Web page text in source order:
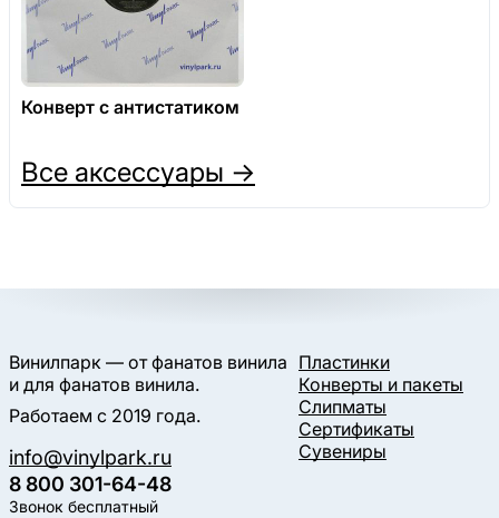
Конверт с антистатиком
Все аксессуары →
Винилпарк — от фанатов винила
и для фанатов винила.
Работаем с 2019 года.
info@vinylpark.ru
8 800 301-64-48
Звонок бесплатный
Пластинки
Конверты и пакеты
Слипматы
Сертификаты
Сувениры